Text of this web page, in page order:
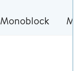
Monoblock